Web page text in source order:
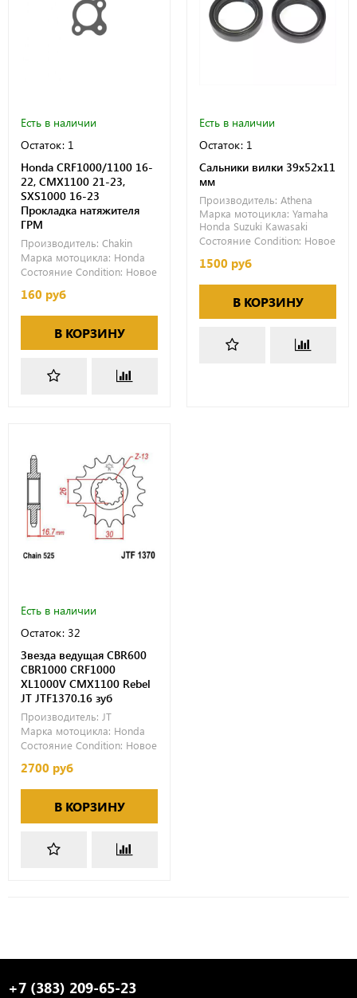
Есть в наличии
Остаток: 1
Honda CRF1000/1100 16-
22, CMX1100 21-23,
SXS1000 16-23
Прокладка натяжителя
ГРМ
Производитель: Chakin
Марка мотоцикла: Honda
Состояние Condition: Новое
160 руб
В КОРЗИНУ
Есть в наличии
Остаток: 1
Сальники вилки 39x52x11
мм
Производитель: Athena
Марка мотоцикла: Yamaha
Honda Suzuki Kawasaki
Состояние Condition: Новое
1500 руб
В КОРЗИНУ
Есть в наличии
Остаток: 32
Звезда ведущая CBR600
CBR1000 CRF1000
XL1000V CMX1100 Rebel
JT JTF1370.16 зуб
Производитель: JT
Марка мотоцикла: Honda
Состояние Condition: Новое
2700 руб
В КОРЗИНУ
+7 (383) 209-65-23